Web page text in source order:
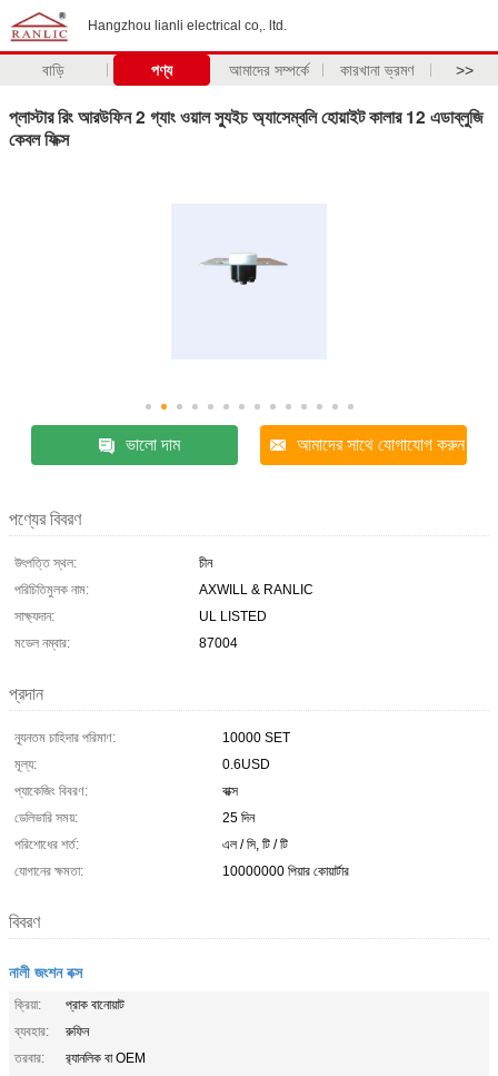
Hangzhou lianli electrical co,. ltd.
বাড়ি পণ্য আমাদের সম্পর্কে কারখানা ভ্রমণ >>
প্লাস্টার রিং আরউফিন 2 গ্যাং ওয়াল স্যুইচ অ্যাসেম্বলি হোয়াইট কালার 12 এডাব্লুজি
কেবল ফিক্স
ভালো দাম আমাদের সাথে যোগাযোগ করুন
পণ্যের বিবরণ
উৎপত্তি স্থল:
চীন
পরিচিতিমুলক নাম:
AXWILL & RANLIC
সাক্ষ্যদান:
UL LISTED
মডেল নম্বার:
87004
প্রদান
ন্যূনতম চাহিদার পরিমাণ:
10000 SET
মূল্য:
0.6USD
প্যাকেজিং বিবরণ:
বাক্স
ডেলিভারি সময়:
25 দিন
পরিশোধের শর্ত:
এল / সি, টি / টি
যোগানের ক্ষমতা:
10000000 পিয়ার কোয়ার্টার
বিবরণ
নালী জংশন বক্স
ক্রিয়া:
প্রাক বানোয়াট
ব্যবহার:
রুফিন
তরবার:
র‌্যানলিক বা OEM